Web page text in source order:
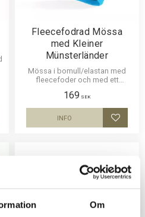
Om
till i favoriter
Fleecefodrad Mössa
med Kleiner
Münsterländer
Mössa i bomull/elastan med
fleecefoder och med ett
Münsterländer. Mössan finns i
flera färger.
169 SEK
Lägg
INFO